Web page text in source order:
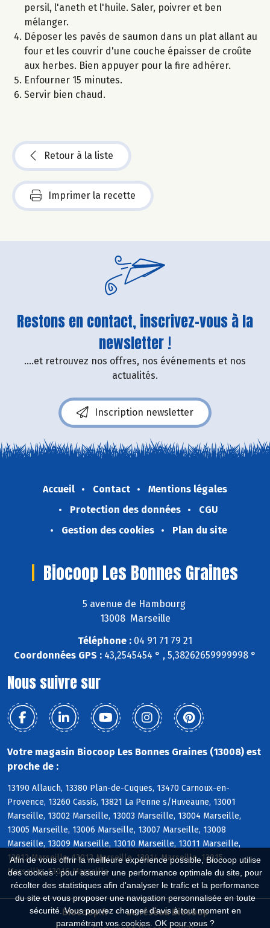
Afin de vous offrir la meilleure expérience possible, Biocoop utilise
des cookies : pour assurer une performance optimale du site, pour
récolter des statistiques afin d'analyser le trafic et la performance
du site et vous proposer une navigation personnalisée en toute
sécurité. Vous pouvez changer d'avis à tout moment en
paramétrant vos cookies. OK pour vous ?
persil, l'aneth et l'huile. Saler, poivrer et ben
mélanger.
Déposer les pavés de saumon dans un plat allant au
four et les couvrir d'une couche épaisser de croûte
aux herbes. Bien appuyer pour la fire adhérer.
Enfourner 15 minutes.
Servir bien chaud.
Retour à la liste
Imprimer la recette
Restons en contact, inscrivez-vous à la
newsletter !
....et retrouvez nos offres, nos événements et nos
actualités.
Inscription newsletter
Accueil Contact
Mentions légales
Protection des données
CGU
Gestion des cookies
Plan du site
Biocoop Les Bonnes Graines
5 avenue de Hambourg
13008 Marseille
Téléphone : 04 91 71 79 21
Coordonnées GPS : 43,2545454 ° , 5,38262659999998 °
Nous suivre sur
Votre magasin Biocoop Les Bonnes Graines (13008) est
proche de :
13190 Allauch, 13380 Plan-de-Cuques, 13470 Carnoux-en-
Provence, 13260 Cassis, 13821 La Penne s/Huveaune, 13001
Marseille, 13002 Marseille, 13003 Marseille, 13004 Marseille,
13005 Marseille, 13006 Marseille, 13007 Marseille, 13008
Marseille, 13009 Marseille, 13010 Marseille, 13011 Marseille,
13012 Marseille, 13013 Marseille, 13014 Marseille, 13015
Marseille, 13016 Marseille
Biocoop.fr
Le réseau Biocoop